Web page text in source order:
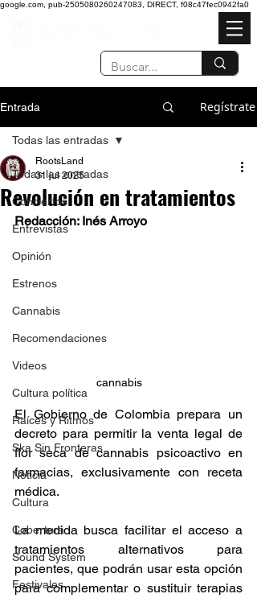
google.com, pub-2505080260247083, DIRECT, f08c47fec0942fa0
Entrada Regístrate
Todas las entradas
Conciertos
Entrevistas
Opinión
Estrenos
Cannabis
Recomendaciones
Videos
Cultura política
Raíces y Ritmos
Ska Sin Fronteras
Noticia
Cultura
Cobertura
Sound System
Festivales
Todas las entradas
Revolución en tratamientos
RootsLand
31 jul 2025
Redacción: Inés Arroyo
El Gobierno de Colombia prepara un
decreto para permitir la venta legal de
flor seca de cannabis psicoactivo en
farmacias, exclusivamente con receta
médica.
La medida busca facilitar el acceso a
tratamientos alternativos para
pacientes, que podrán usar esta opción
para complementar o sustituir terapias